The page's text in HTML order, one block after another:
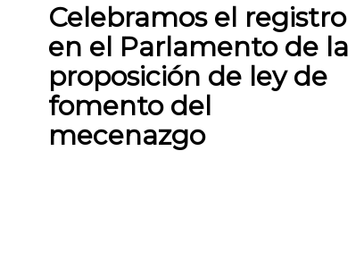
Celebramos el registro
en el Parlamento de la
proposición de ley de
fomento del
mecenazgo